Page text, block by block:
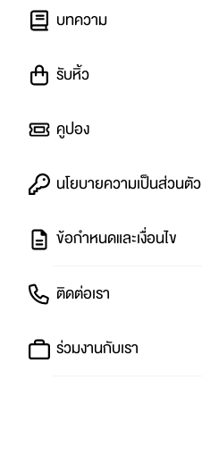
บทความ
รับหิ้ว
คูปอง
นโยบายความเป็นส่วนตัว
ข้อกำหนดและเงื่อนไข
ติดต่อเรา
ร่วมงานกับเรา
โปรโมชัน